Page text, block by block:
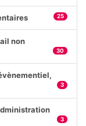
25
non
30
3
3